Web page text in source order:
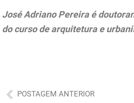
José Adriano Pereira é
do curso de arquitetura e
Anterior
POSTAGEM ANTERIOR